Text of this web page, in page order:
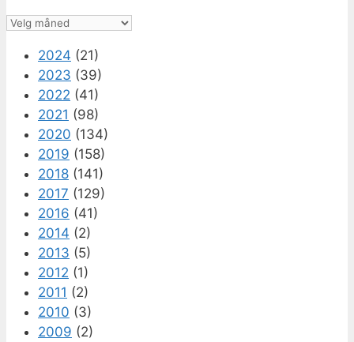
Arkiv
2024 (21)
2023 (39)
2022 (41)
2021 (98)
2020 (134)
2019 (158)
2018 (141)
2017 (129)
2016 (41)
2014 (2)
2013 (5)
2012 (1)
2011 (2)
2010 (3)
2009 (2)